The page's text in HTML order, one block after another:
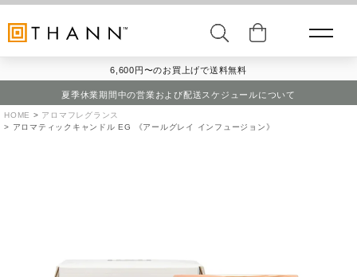
6,600円〜のお買上げで送料無料
夏季休業期間中の営業および配送スケジュールについて
HOME
アロマフレグランス
アロマティックキャンドル EG 《アールグレイ インフュージョン》